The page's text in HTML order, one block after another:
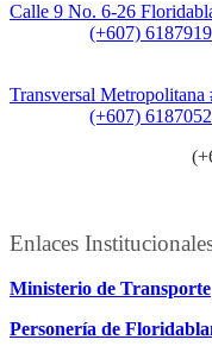
Calle 9 No. 6-26
(+607) 6187919
Transversal
(+607) 6187052
Enlaces
Ministerio de Transporte
Personería de